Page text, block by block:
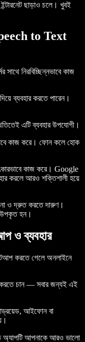
ছাড়াও চলে। খুবই
to Text
নিরবিচ্ছিন্নভাবে কাজ
ব্যবহার করতে পারেন।
এটি ব্যবহার উপযোগী।
কাজ করে। ফোন কলে হোক
কাজ করে। Google
করলে আরও শক্তিশালী হয়ে
ও দ্রুত করতে দারুণ।
উপকৃত হন।
ও ব্যবহার
করতে গেলে অনলাইনে
করতে চান — সবার জন্যই এই
আইফোন বা
অ্যাপটি আপনাকে আরও ভালো